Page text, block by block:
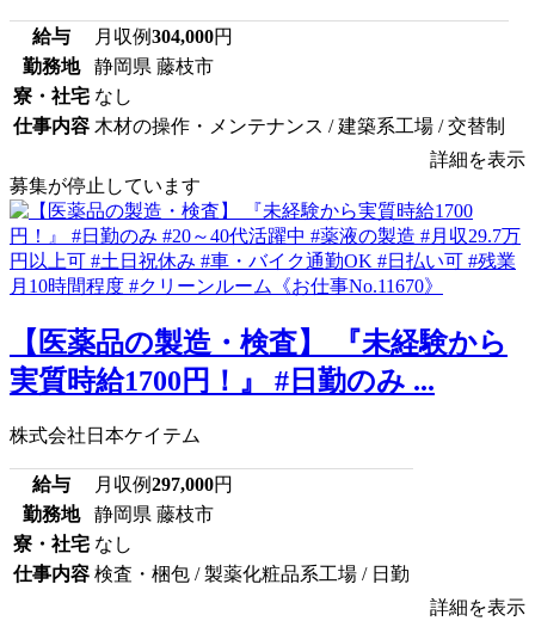
給与 月収例304,000円
勤務地
静岡県 藤枝市
寮・社宅 なし
仕事内容 木材の操作・メンテナンス / 建築系工場 / 交替制
詳細を表示
募集が停止しています
【医薬品の製造・検査】 『未経験から
実質時給1700円！』 #日勤のみ ...
株式会社日本ケイテム
給与 月収例297,000円
勤務地
静岡県 藤枝市
寮・社宅 なし
仕事内容 検査・梱包 / 製薬化粧品系工場 / 日勤
詳細を表示